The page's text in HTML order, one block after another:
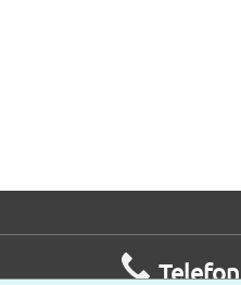
Telefon